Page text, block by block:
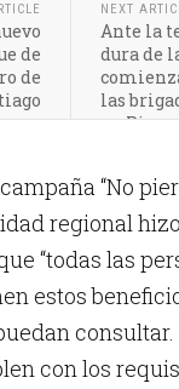
de
de
NEXT
Ante la
dura de
las
en
“No
regional
“todas las
estos
consultar.
con los